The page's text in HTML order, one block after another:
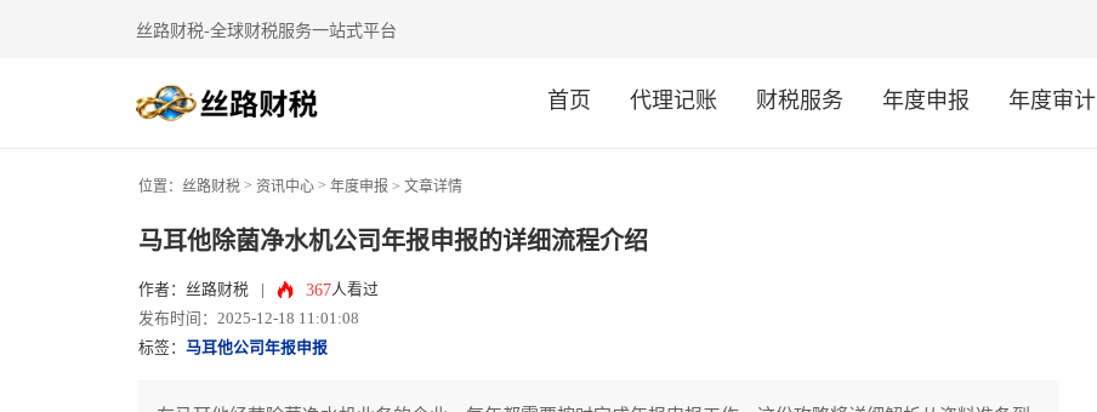
丝路财税-全球财税服务一站式平台
首页 代理记账 财税服务 年度申报 年度审计
位置： 丝路财税 > 资讯中心 > 年度申报 > 文章详情
马耳他除菌净水机公司年报申报的详细流程介绍
作者：丝路财税 367人看过
发布时间：2025-12-18 11:01:08
标签： 马耳他公司年报申报